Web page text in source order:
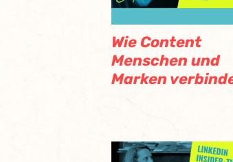
Wie Content
Menschen und
Marken